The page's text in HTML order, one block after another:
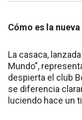
Cómo es la
La casaca,
Mundo",
despierta el club
se diferencia
luciendo hace un